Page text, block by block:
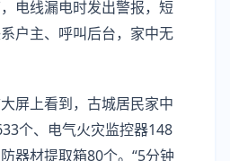
电线漏电时发出警报，短
户主、呼叫后台，家中无
屏上看到，古城居民家中
个、电气火灾监控器148
器材提取箱80个。“5分钟